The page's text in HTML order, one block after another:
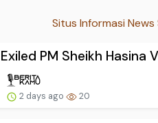
Situs Informasi
Exiled PM Sheikh Hasina
2 days ago 20